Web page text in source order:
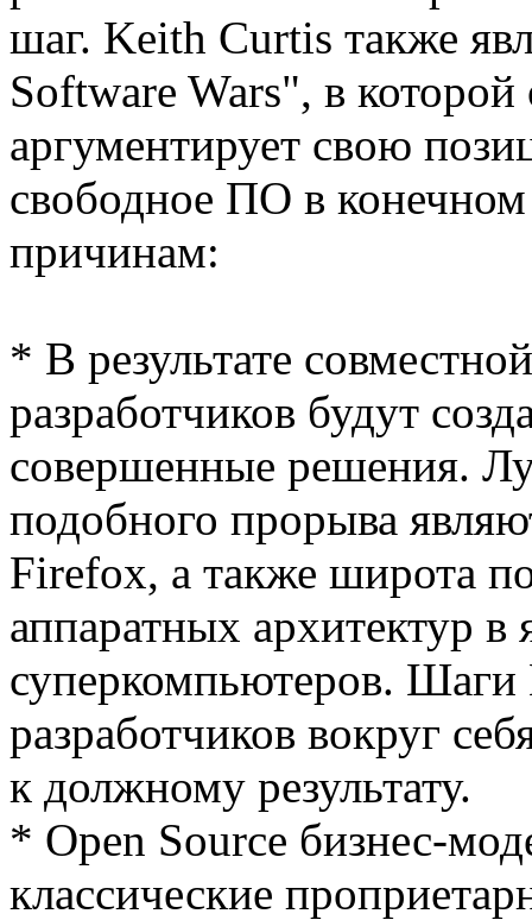
шаг. Keith Curtis также
Software Wars", в
аргументирует свою
свободное ПО в
причинам:
* В результате
разработчиков будут
совершенные решения.
подобного прорыва
Firefox, а также широта
аппаратных архитектур
суперкомпьютеров.
разработчиков вокруг
к должному результату.
* Open Source бизнес-
классические